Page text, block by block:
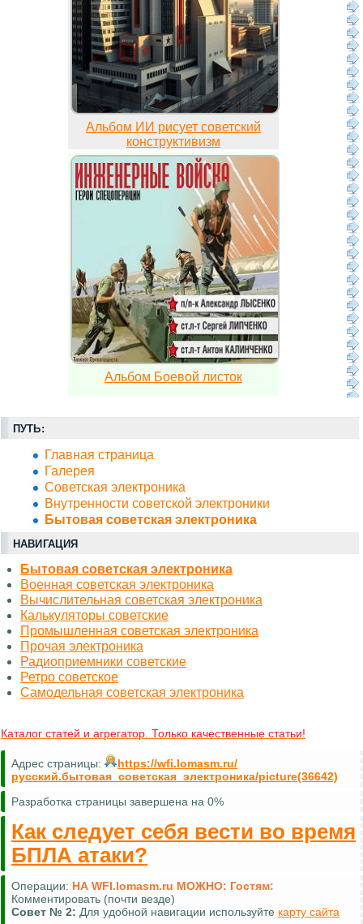
Альбом ИИ рисует советский
конструктивизм
Альбом Боевой листок
ПУТЬ:
Главная страница
Галерея
Советская электроника
Внутренности советской электроники
Бытовая советская электроника
НАВИГАЦИЯ
Бытовая советская электроника
Военная советская электроника
Вычислительная советская электроника
Калькуляторы советские
Промышленная советская электроника
Прочая электроника
Радиоприемники советские
Ретро советское
Самодельная советская электроника
Каталог статей и агрегатор. Только качественные статьи!
Адрес страницы:
https://wfi.lomasm.ru/
русский.бытовая_советская_электроника/picture(36642)
Разработка страницы завершена на 0%
Как следует себя вести во время
БПЛА атаки?
Операции: НА WFI.lomasm.ru МОЖНО: Гостям:
Комментировать (почти везде)
Совет № 2: Для удобной навигации используйте карту сайта